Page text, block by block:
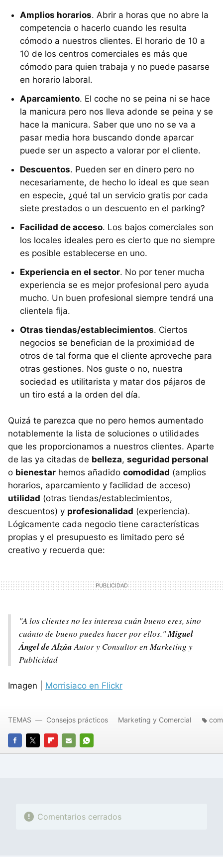
Amplios horarios. Abrir a horas que no abre la
competencia o hacerlo cuando les resulta
cómodo a nuestros clientes. El horario de 10 a
10 de los centros comerciales es más que
cómodo para quien trabaja y no puede pasarse
en horario laboral.
Aparcamiento. El coche no se peina ni se hace
la manicura pero nos lleva adonde se peina y se
hace la manicura. Saber que uno no se va a
pasar media hora buscando donde aparcar
puede ser un aspecto a valorar por el cliente.
Descuentos. Pueden ser en dinero pero no
necesariamente, de hecho lo ideal es que sean
en especie, ¿qué tal un servicio gratis por cada
siete prestados o un descuento en el parking?
Facilidad de acceso. Los bajos comerciales son
los locales ideales pero es cierto que no siempre
es posible establecerse en uno.
Experiencia en el sector. No por tener mucha
experiencia se es mejor profesional pero ayuda
mucho. Un buen profesional siempre tendrá una
clientela fija.
Otras tiendas/establecimientos. Ciertos
negocios se benefician de la proximidad de
otros de tal forma que el cliente aproveche para
otras gestiones. Nos guste o no, nuestra
sociedad es utilitarista y matar dos pájaros de
un tiro está a la orden del día.
Quizá te parezca que no pero hemos aumentado
notablemente la lista de soluciones o utilidades
que les proporcionamos a nuestros clientes. Aparte
de las ya citadas de belleza, seguridad personal
o bienestar hemos añadido comodidad (amplios
horarios, aparcamiento y facilidad de acceso)
utilidad (otras tiendas/establecimientos,
descuentos) y profesionalidad (experiencia).
Lógicamente cada negocio tiene características
propias y el presupuesto es limitado pero sé
creativo y recuerda que:
"A los clientes no les interesa cuán bueno eres, sino
cuánto de bueno puedes hacer por ellos."Miguel
Ángel de AlzáaAutor y Consultor en Marketing y
Publicidad
Imagen | Morrisiaco en Flickr
FACEBOOK
TWITTERFLIPBOARD
E-
WHATSAPP
TEMAS Consejos prácticos Marketing y Comercial
Comentarios cerrados